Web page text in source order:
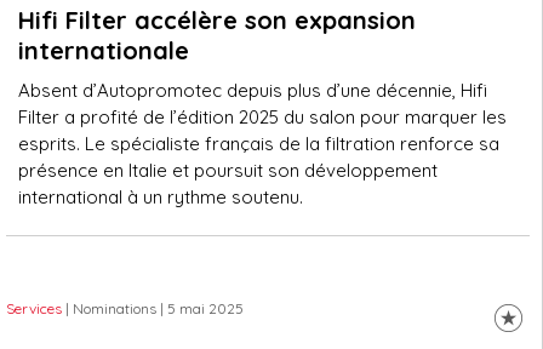
Hifi Filter accélère son expansion
internationale
Absent d’Autopromotec depuis plus d’une décennie, Hifi
Filter a profité de l’édition 2025 du salon pour marquer les
esprits. Le spécialiste français de la filtration renforce sa
présence en Italie et poursuit son développement
international à un rythme soutenu.
Services | Nominations | 5 mai 2025